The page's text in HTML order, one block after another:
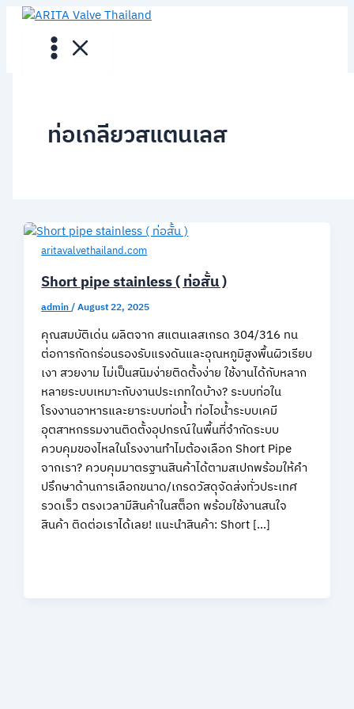
Skip
ท่อเกลียวสแตนเลส
aritavalvethailand.com
Short pipe stainless ( ท่อสั้น )
admin/August 22, 2025
คุณสมบัติเด่น ผลิตจาก สแตนเลสเกรด 304/316 ทน
ต่อการกัดกร่อนรองรับแรงดันและอุณหภูมิสูงพื้นผิวเรียบ
เงา สวยงาม ไม่เป็นสนิมง่ายติดตั้งง่าย ใช้งานได้กับหลาก
หลายระบบเหมาะกับงานประเภทใดบ้าง? ระบบท่อใน
โรงงานอาหารและยาระบบท่อน้ำ ท่อไอน้ำระบบเคมี
อุตสาหกรรมงานติดตั้งอุปกรณ์ในพื้นที่จำกัดระบบ
ควบคุมของไหลในโรงงานทำไมต้องเลือก Short Pipe
จากเรา? ควบคุมมาตรฐานสินค้าได้ตามสเปกพร้อมให้คำ
ปรึกษาด้านการเลือกขนาด/เกรดวัสดุจัดส่งทั่วประเทศ
รวดเร็ว ตรงเวลามีสินค้าในสต็อก พร้อมใช้งานสนใจ
สินค้า ติดต่อเราได้เลย! แนะนำสินค้า: Short […]